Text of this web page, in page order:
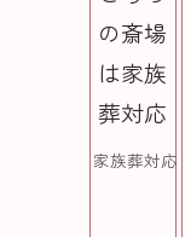
家族葬対応